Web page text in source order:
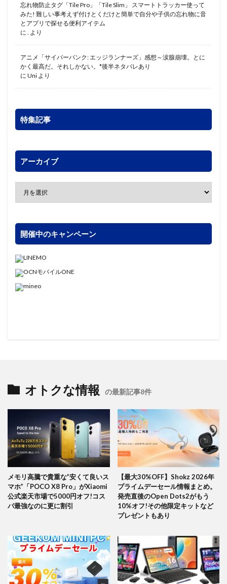
忘れ物防止タグ「Tile Pro」「Tile Slim」 スマートトラッカー使って
みた! 難しい事考えず付けとくだけと簡単で自分や子供の忘れ物に音
とアプリで探せる便利アイテム
に . より
アニメ「サイバーパンク: エッジランナーズ」感想～涙腺崩壊。とに
かく最高だ。それしかない。*後半ネタバレあり
に Uni より
特集記事
アーカイブ
開催中のキャンペーン
オトクな情報 の最新記事8件
メモリ高騰で貴重な”安くて良いス
マホ”「POCO X8 Pro」がXiaomi
公式楽天市場で5000円オフ!コス
パ最強なのに更に割引
【最大30%OFF】Shokz 2026年
プライムデーセール情報まとめ。
発売直後のOpen Dots2がもう
10%オフ!その他限定キットなど
プレゼントもあり